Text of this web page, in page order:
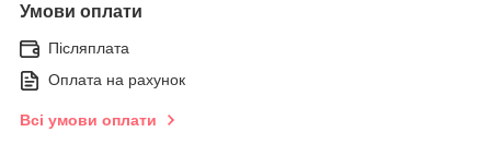
Умови оплати
Післяплата
Оплата на рахунок
Всі умови оплати